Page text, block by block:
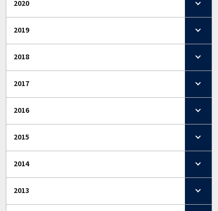
2020
2019
2018
2017
2016
2015
2014
2013